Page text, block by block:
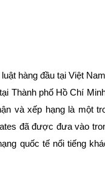
hàng đầu tại Việt
Thành phố Hồ Chí
và xếp hạng là một
đã được đưa vào
quốc tế nổi tiếng